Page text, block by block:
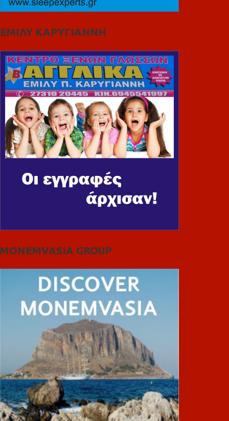
ΕΜΙΛΥ ΚΑΡΥΓΙΑΝΝΗ
MONEMVASIA GROUP